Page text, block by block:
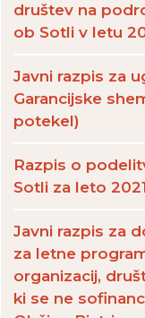
društev na
ob Sotli v letu
Javni razpis za
Garancijske
potekel)
Razpis o
Sotli za leto
Javni razpis za
za letne
organizacij,
ki se ne